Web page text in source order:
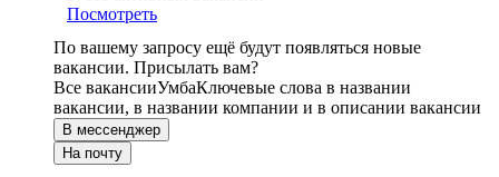
Посмотреть
По вашему запросу ещё будут появляться новые
вакансии. Присылать вам?
Все вакансииУмбаКлючевые слова в названии
вакансии, в названии компании и в описании вакансии
В мессенджер
На почту